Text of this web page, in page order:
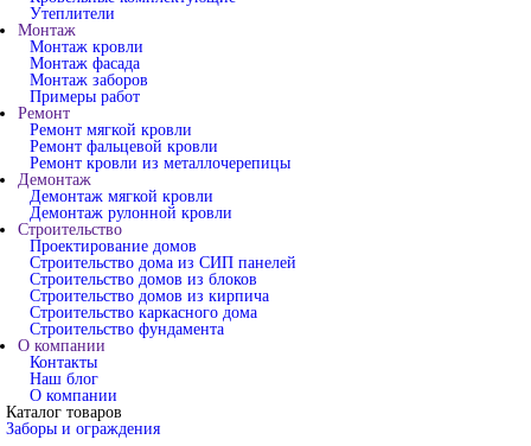
Утеплители
Монтаж
Монтаж кровли
Монтаж фасада
Монтаж заборов
Примеры работ
Ремонт
Ремонт мягкой кровли
Ремонт фальцевой кровли
Ремонт кровли из металлочерепицы
Демонтаж
Демонтаж мягкой кровли
Демонтаж рулонной кровли
Строительство
Проектирование домов
Строительство дома из СИП панелей
Строительство домов из блоков
Строительство домов из кирпича
Строительство каркасного дома
Строительство фундамента
О компании
Контакты
Наш блог
О компании
Каталог товаров
Заборы и ограждения